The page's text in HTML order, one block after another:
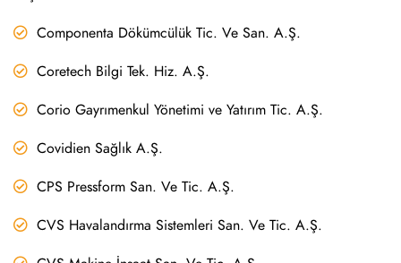
Componenta Dökümcülük Tic. Ve San. A.Ş.
Coretech Bilgi Tek. Hiz. A.Ş.
Corio Gayrımenkul Yönetimi ve Yatırım Tic. A.Ş.
Covidien Sağlık A.Ş.
CPS Pressform San. Ve Tic. A.Ş.
CVS Havalandırma Sistemleri San. Ve Tic. A.Ş.